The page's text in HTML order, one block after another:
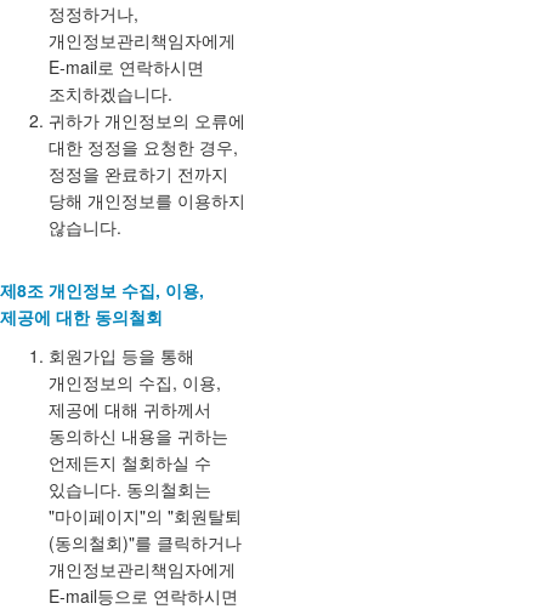
정정하거나,
개인정보관리책임자에게
E-mail로 연락하시면
조치하겠습니다.
귀하가 개인정보의 오류에
대한 정정을 요청한 경우,
정정을 완료하기 전까지
당해 개인정보를 이용하지
않습니다.
제8조 개인정보 수집, 이용,
제공에 대한 동의철회
회원가입 등을 통해
개인정보의 수집, 이용,
제공에 대해 귀하께서
동의하신 내용을 귀하는
언제든지 철회하실 수
있습니다. 동의철회는
"마이페이지"의 "회원탈퇴
(동의철회)"를 클릭하거나
개인정보관리책임자에게
E-mail등으로 연락하시면